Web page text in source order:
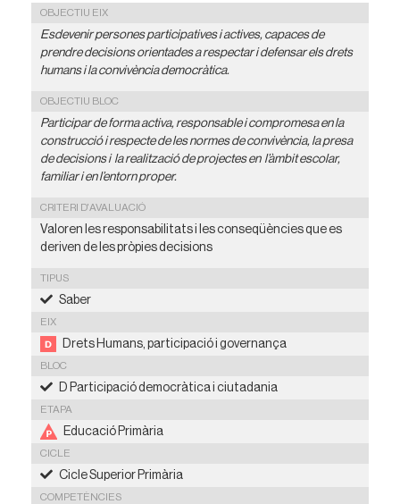
OBJECTIU EIX
Esdevenir persones participatives i actives, capaces de
prendre decisions orientades a respectar i defensar els drets
humans i la convivència democràtica.
OBJECTIU BLOC
Participar de forma activa, responsable i compromesa en la
construcció i respecte de les normes de convivència, la presa
de decisions i la realització de projectes en l’àmbit escolar,
familiar i en l’entorn proper.
CRITERI D'AVALUACIÓ
Valoren les responsabilitats i les conseqüències que es
deriven de les pròpies decisions
TIPUS
Saber
EIX
Drets Humans, participació i governança
BLOC
D Participació democràtica i ciutadania
ETAPA
Educació Primària
CICLE
Cicle Superior Primària
COMPETÈNCIES